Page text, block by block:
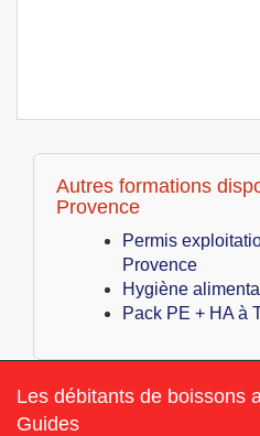
Autres formations
Provence
Permis
Provence
Hygiène
Pack PE + HA à
Les débitants de boissons
Guides